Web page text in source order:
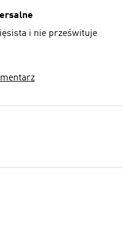
i nie prześwituje